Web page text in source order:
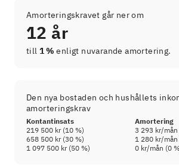
Amorteringskravet går ner om
12 år
till 1 % enligt nuvarande amortering.
Den nya bostaden och hushållets
amorteringskrav
Kontantinsats
Amortering
219 500 kr(10 %) 3 293 kr/mån
658 500 kr(30 %) 1 280 kr/mån
1 097 500 kr(50 %) 0 kr/mån (0